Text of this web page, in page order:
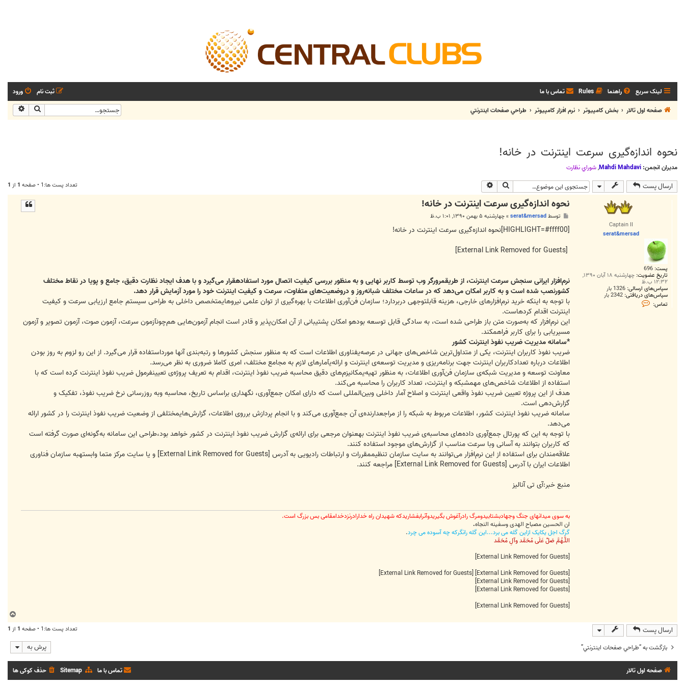
لینک سریع راهنما Rules تماس با ما ورود
ثبت نام
صفحه اول تالار
بخش كامپيوتر نرم افزار كامپيوتر طراحي صفحات اينترنتي جستجو
نحوه اندازه‌گیری سرعت اینترنت در خانه!
مدیران انجمن: Mahdi Mahdavi
,شوراي نظارت
ارسال پست جستجو تعداد پست ها:1 • صفحه 1 از 1
Captain II
serat&mersad
پست: 696
تاریخ عضویت: چهارشنبه ۱۸ آبان ۱۳۹۰,
۱۲:۳۲ ب.ظ
سپاس‌های ارسالی: 1326 بار
سپاس‌های دریافتی: 2342 بار
تماس:
ت
نحوه اندازه‌گیری سرعت اینترنت در خانه!
ت
توسطserat&mersad
»چهارشنبه ۵ بهمن ۱۳۹۰, ۱:۰۱ ب.ظ
[HIGHLIGHT=#ffff00]نحوه اندازه‌گیری سرعت اینترنت در خانه!
[External Link Removed for Guests]
نرم‌افزار ایرانی سنجش سرعت اینترنت، از طریقمرورگر وب توسط کاربر نهایی و به منظور بررسی کیفیت اتصال مورد استفادهقرار می‌گیرد و با هدف ایجاد نظارت دقیق، جامع و پویا در نقاط مختلف
کشورنصب شده است و به کاربر امکان می‌دهد که در ساعات مختلف شبانه‌روز و دروضعیت‌های متفاوت، سرعت و کیفیت اینترنت خود را مورد آزمایش قرار دهد.
با توجه به اینکه خرید نرم‌افزار‌های خارجی، هزینه قابلتوجهی دربردارد؛ سازمان فن‌آوری اطلاعات با بهره‌گیری از توان علمی نیروهایمتخصص داخلی به طراحی سیستم جامع ارزیابی سرعت و کیفیت
اینترنت اقدام کردهاست.
این نرم‌افزار که به‌صورت متن باز طراحی شده است، به سادگی قابل توسعه بودهو امکان پشتیبانی از آن امکان‌پذیر و قادر است انجام آزمون‌هایی هم‌چونآزمون سرعت، آزمون صوت، آزمون تصویر و آزمون
مسیریابی را برای کاربر فراهمکند.
*سامانه مدیریت ضریب نفوذ اینترنت کشور
ضریب نفوذ کاربران اینترنت، یکی از متداول‌ترین شاخص‌های جهانی در عرصه‌یفناوری اطلاعات است که به منظور سنجش کشور‌ها و رتبه‌بندی آنها مورداستفاده قرار می‌گیرد. از این ‌رو لزوم به روز‌ بودن
اطلاعات درباره تعدادکاربران اینترنت جهت برنامه‌ریزی و مدیریت توسعه‌ی اینترنت و ارائه‌یآمارهای لازم به مجامع مختلف، امری کاملا ضروری به نظر می‌رسد.
معاونت توسعه و مدیریت شبکه‌ی سازمان فن‌آوری اطلاعات، به منظور تهیه‌یمکانیزم‌های دقیق محاسبه ضریب نفوذ اینترنت، اقدام به تعریف پروژه‌ی تعیینفرمول ضریب نفوذ اینترنت کرده است که با
استفاده از اطلاعات شاخص‌های مهمشبکه و اینترنت، تعداد کاربران را محاسبه می‌کند.
هدف از این پروژه تعیین ضریب نفوذ واقعی اینترنت و اصلاح آمار داخلی وبین‌المللی است که دارای امکان جمع‌آوری، نگهداری براساس تاریخ، محاسبه وبه روز‌رسانی نرخ ضریب نفوذ، تفکیک و
گزارش‌دهی است.
سامانه‌ ضریب نفوذ اینترنت کشور، اطلاعات مربوط به شبکه را از مراجعدارنده‌ی آن جمع‌آوری می‌کند و با انجام پردازش برروی اطلاعات، گزارش‌هایمختلفی از وضعیت ضریب نفوذ اینترنت را در کشور ارائه
می‌دهد.
با توجه به این که پورتال جمع‌آوری داده‌های محاسبه‌ی ضریب نفوذ اینترنت بهعنوان مرجعی برای ارائه‌ی گزارش ضریب نفوذ اینترنت در کشور خواهد بود،طراحی این سامانه به‌گونه‌ای صورت گرفته است
که کاربران بتوانند به آسانی وبا سرعت مناسب از گزارش‌های موجود استفاده کنند.
علاقه‌مندان برای استفاده از این نرم‌افزار می‌توانند به سایت سازمان تنظیممقررات و ارتباطات رادیویی به آدرس [External Link Removed for Guests]
و یا سایت مرکز متما وابستهبه سازمان فناوری
اطلاعات ایران با آدرس [External Link Removed for Guests]
مراجعه کنند.
منبع خبر:آی تی آنالیز
به سوی میدانهای جنگ وجهادبشتابیدومرگ رادرآغوش بگیریدوآنرابفشاریدکه شهیدان راه خدارادرنزدخدامقامی بس بزرگ است.
ان الحسین مصباح الهدی وسفینه النجاه.
گرگ اجل یکایک ازاین گله می برد...این گله رانگرکه چه آسوده می چرد.
اللَّـهُمَّ صَلِّ عَلَى مُحَمَّد وآلِ مُحَمَّد
[External Link Removed for Guests]
[External Link Removed for Guests]
[External Link Removed for Guests]
[External Link Removed for Guests]
[External Link Removed for Guests]
[External Link Removed for Guests]
ا
ارسال پست تعداد پست ها:1 • صفحه 1 از 1
بازگشت به “طراحي صفحات اينترنتي” پرش به
صفحه اول تالار حذف کوکی ها Sitemap تماس با ما